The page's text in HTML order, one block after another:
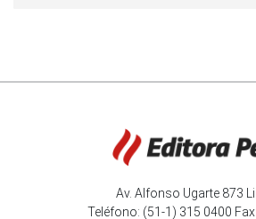
Av. Alfonso Ugarte 873
Teléfono: (51-1) 315 0400